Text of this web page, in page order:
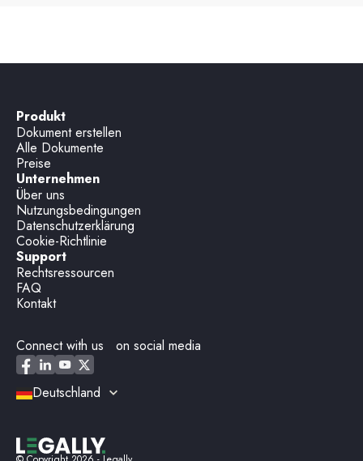
Produkt
Dokument erstellen
Alle Dokumente
Preise
Unternehmen
Über uns
Nutzungsbedingungen
Datenschutzerklärung
Cookie-Richtlinie
Support
Rechtsressourcen
FAQ
Kontakt
Connect with us on social media
Deutschland